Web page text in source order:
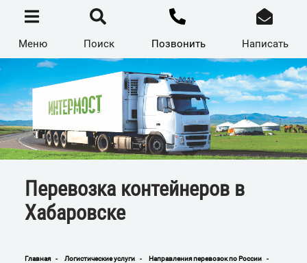
содержанию
Меню Поиск Позвонить Написать
Перевозка контейнеров в
Хабаровске
Главная Логистические услуги Направления перевозок по России